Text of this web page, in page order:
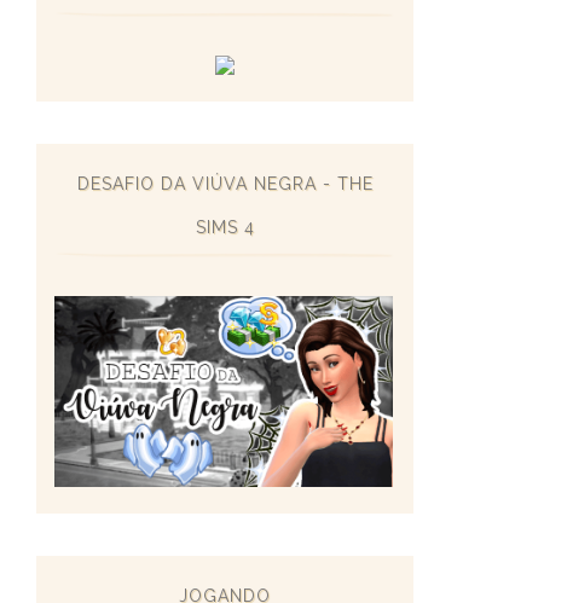
DESAFIO DA VIÚVA NEGRA - THE
SIMS 4
JOGANDO